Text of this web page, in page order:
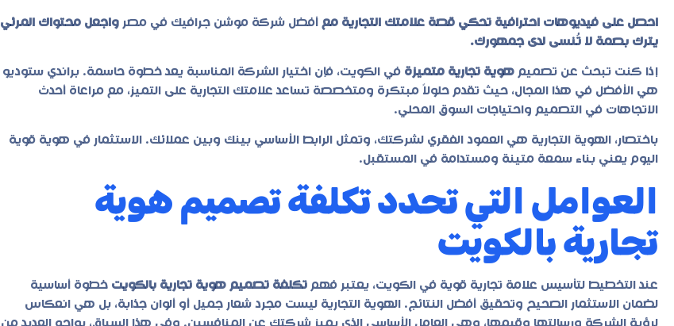
احصل على فيديوهات احترافية تحكي قصة علامتك التجارية مع أفضل شركة موشن جرافيك في مصر واجعل محتواك المرئي
يترك بصمة لا تُنسى لدى جمهورك.
إذا كنت تبحث عن تصميم هوية تجارية متميزة في الكويت، فإن اختيار الشركة المناسبة يعد خطوة حاسمة. براندي ستوديو
هي الأفضل في هذا المجال، حيث تقدم حلولاً مبتكرة ومتخصصة تساعد علامتك التجارية على التميز، مع مراعاة أحدث
الاتجاهات في التصميم واحتياجات السوق المحلي.
باختصار، الهوية التجارية هي العمود الفقري لشركتك، وتمثل الرابط الأساسي بينك وبين عملائك. الاستثمار في هوية قوية
اليوم يعني بناء سمعة متينة ومستدامة في المستقبل.
العوامل التي تحدد تكلفة تصميم هوية
تجارية بالكويت
عند التخطيط لتأسيس علامة تجارية قوية في الكويت، يعتبر فهم تكلفة تصميم هوية تجارية بالكويت خطوة أساسية
لضمان الاستثمار الصحيح وتحقيق أفضل النتائج. الهوية التجارية ليست مجرد شعار جميل أو ألوان جذابة، بل هي انعكاس